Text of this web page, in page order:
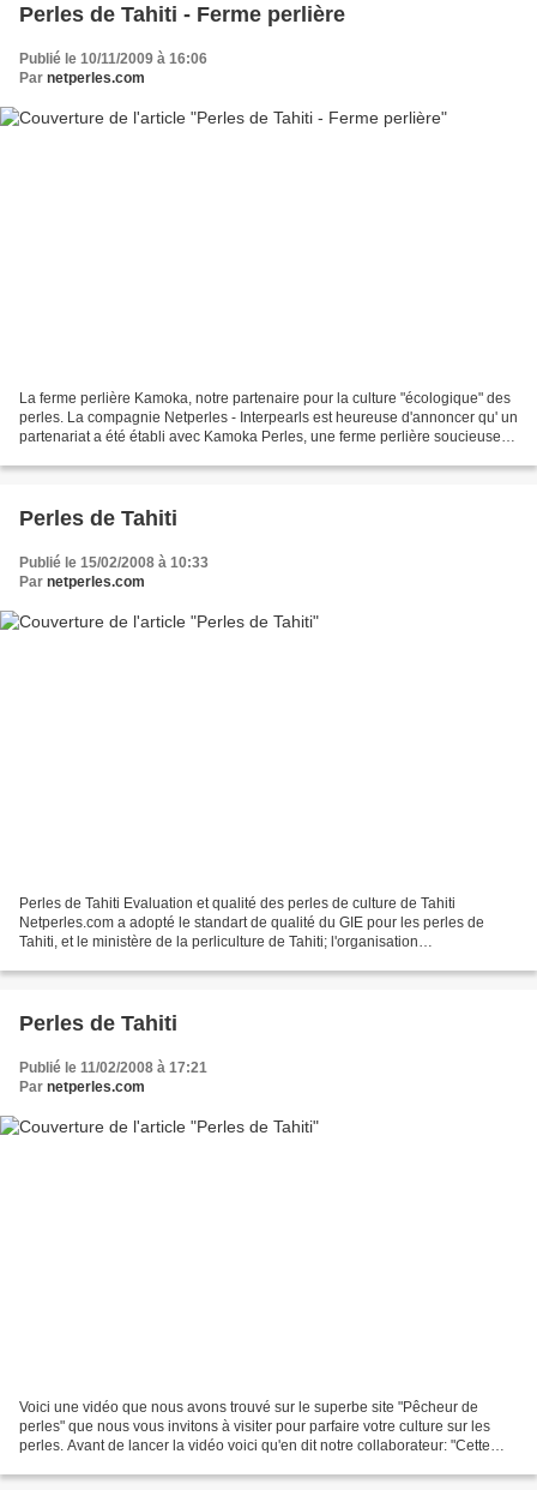
Perles de Tahiti - Ferme perlière
Publié le 10/11/2009 à 16:06
Par netperles.com
La ferme perlière Kamoka, notre partenaire pour la culture "écologique" des
perles. La compagnie Netperles - Interpearls est heureuse d'annoncer qu' un
partenariat a été établi avec Kamoka Perles, une ferme perlière soucieuse
Perles de Tahiti
Publié le 15/02/2008 à 10:33
Par netperles.com
Perles de Tahiti Evaluation et qualité des perles de culture de Tahiti
Netperles.com a adopté le standart de qualité du GIE pour les perles de
Tahiti, et le ministère de la perliculture de Tahiti; l'organisation
Perles de Tahiti
Publié le 11/02/2008 à 17:21
Par netperles.com
Voici une vidéo que nous avons trouvé sur le superbe site "Pêcheur de
perles" que nous vous invitons à visiter pour parfaire votre culture sur les
perles. Avant de lancer la vidéo voici qu'en dit notre collaborateur: "Cette